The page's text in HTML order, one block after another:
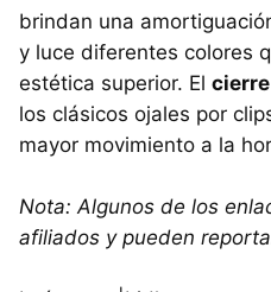
brindan una
y luce diferentes colores
estética superior. El
los clásicos ojales por
mayor movimiento a la
Nota: Algunos de los
afiliados y pueden